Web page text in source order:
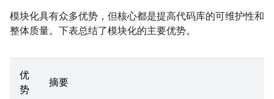
模块化具有众多优势，但核心都是提高代码库的可维护性和
整体质量。下表总结了模块化的主要优势。
优
势
摘要